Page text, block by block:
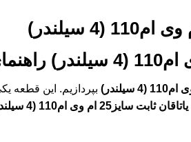
بپردازیم. این قطعه
یاتاقان ثابت سایز25 ام وی ام110 (4 سیلندر)